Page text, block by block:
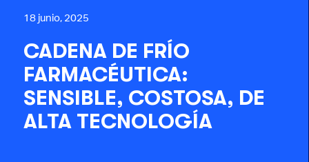
18 junio, 2025
CADENA DE FRÍO
FARMACÉUTICA:
SENSIBLE, COSTOSA, DE
ALTA TECNOLOGÍA